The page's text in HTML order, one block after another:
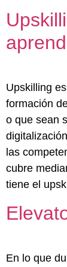
Upskilling
formación
o que sean
las
cubre
tiene el
En lo que